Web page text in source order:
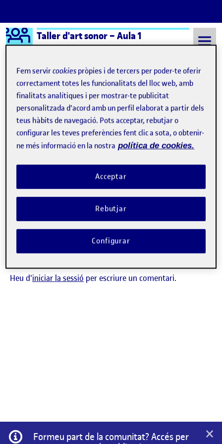
Saltar al contingut
Logo Ágora
Taller d'art sonor – Aula 1
Semestre 20242 - Aula 1 Separarse de sí en lo virtual
Separarse de sí en lo
virtual
La cuarta dimensión de lo virtual: el
Publicat per
Úrsula Bischofberger Valdes
Data de publicació23 juny, 2025 2:33 am
comentariel La cuarta dimensión de lo virtual:
DEBAT CONTRIBUTION
0
EL LA CUARTA DIMENSIÓN DE LO VIRTUAL:
No hi ha comentaris.
Heu d'iniciar la sessió per escriure un comentari.
Informació
Formeu part de la comunitat? Accés per
×
Fem servircookies pròpies i de tercers per poder-te oferir
correctament totes les funcionalitats del lloc web, amb
finalitats analítiques i per mostrar-te publicitat
personalitzada d'acord amb un perfil elaborat a partir dels
teus hàbits de navegació. Pots acceptar, rebutjar o
configurar les teves preferències fent clic a sota, o obtenir-
ne més informació en la nostra política de cookies.
Rebutjar
Acceptar
Configurar